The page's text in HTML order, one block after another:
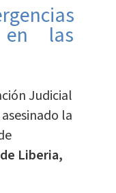
en las
Judicial
la
Liberia,